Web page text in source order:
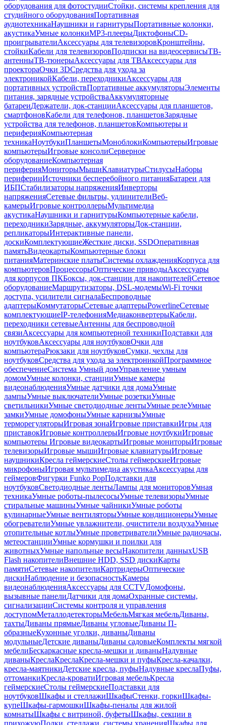
оборудования для фотостудииСтойки, системы крепления для
студийного оборудованияПортативная
аудиотехникаНаушники и гарнитурыПортативные колонки,
акустикаУмные колонкиMP3-плеерыДиктофоныCD-
проигрывателиАксессуары для телевизоровКронштейны,
стойкиКабели для телевизоровПодписки на видеосервисыТВ-
антенныТВ-тюнерыАксессуары для ТВАксессуары для
проектораОчки 3DСредства для ухода за
электроникойКабели, переходникиАксессуары для
портативных устройствПортативные аккумуляторыЭлементы
питания, зарядные устройстваАккумуляторные
батареиДержатели, док-станцииАксессуары для планшетов,
смартфоновКабели для телефонов, планшетовЗарядные
устройства для телефонов, планшетовКомпьютеры и
периферияКомпьютерная
техникаНоутбукиПланшетыМоноблокиКомпьютерыИгровые
компьютерыИгровые консолиСерверное
оборудованиеКомпьютерная
периферияМониторыМышиКлавиатурыСтилусыНаборы
периферииИсточники бесперебойного питанияБатареи для
ИБПСтабилизаторы напряженияИнверторы
напряженияСетевые фильтры, удлинителиВеб-
камерыИгровые контроллерыМультимедиа
акустикаНаушники и гарнитурыКомпьютерные кабели,
переходникиЗарядные, аккумуляторыДок-станции,
репликаторыИнтерактивные панели,
доскиКомплектующиеЖесткие диски, SSDОперативная
памятьВидеокартыКомпьютерные блоки
питанияМатеринские платыСистемы охлажденияКорпуса для
компьютеровПроцессорыОптические приводыАксессуары
для корпусов ПКБоксы, док-станции для накопителейСетевое
оборудованиеМаршрутизаторы, DSL-модемыWi-Fi точки
доступа, усилители сигналаБеспроводные
адаптерыКоммутаторыСетевые адаптерыPowerlineСетевые
комплектующиеIP-телефонияМедиаконвертерыКабели,
переходники сетевыеАнтенны для беспроводной
связиАксессуары для компьютерной техникиПодставки для
ноутбуковАксессуары для ноутбуковОчки для
компьютераРюкзаки для ноутбуковСумки, чехлы для
ноутбуковСредства для ухода за электроникойПрограммное
обеспечениеСистема Умный домУправление умным
домомУмные колонки, станцииУмные камеры
видеонаблюденияУмные датчики для домаУмные
лампыУмные выключателиУмные розеткиУмные
светильникиУмные светодиодные лентыУмные релеУмные
замкиУмные домофоныУмные карнизыУмные
терморегуляторыИгровая зонаИгровые приставкиИгры для
приставокИгровые контроллерыИгровые ноутбукиИгровые
компьютеры Игровые видеокартыИгровые мониторыИгровые
телевизорыИгровые мышиИгровые клавиатурыИгровые
наушникиКресла геймерскиеСтолы геймерскиеИгровые
микрофоныИгровая мультимедиа акустикаАксессуары для
геймеровФигурки Funko PopПодставки для
ноутбуковСветодиодные лентыЛампы для мониторовУмная
техникаУмные роботы-пылесосыУмные телевизорыУмные
стиральные машиныУмные чайникиУмные роботы
кулинарныеУмные вентиляторыУмные кондиционерыУмные
обогревателиУмные увлажнители, очистители воздухаУмные
отопительные котлыУмные проветривателиУмные радиочасы,
метеостанцииУмные кормушки и поилки для
животныхУмные напольные весыНакопители данныхUSB
Flash накопителиВнешние HDD, SSD дискиКарты
памятиСетевые накопителиКартридерыОптические
дискиНаблюдение и безопасностьКамеры
видеонаблюденияАксессуары для CCTVДомофоны,
вызывные панелиДатчики для домаОхранные системы,
сигнализацииСистемы контроля и управления
доступомМеталлодетекторыМебельМягкая мебельДиваны,
тахтыДиваны прямыеДиваны угловыеДиваны П-
образныеКухонные уголки, диваныДиваны
модульныеДетские диваныДиваны садовыеКомплекты мягкой
мебелиБескаркасные кресла-мешки и диваныНадувные
диваныКреслаКреслаКресла-мешки и пуфыКресла-качалки,
кресла-маятникиДетские кресла, пуфыНадувные креслаПуфы,
оттоманкиКресла-кроватиИгровая мебельКресла
геймерскиеСтолы геймерскиеПодставки для
ноутбуковШкафы и стеллажиШкафыСтенки, горкиШкафы-
купеШкафы-гармошкиШкафы-пеналы для жилой
комнатыШкафы с витриной, буфетыШкафы, секции в
прихожуюПолки, стеллажи, системы храненияШкафы для